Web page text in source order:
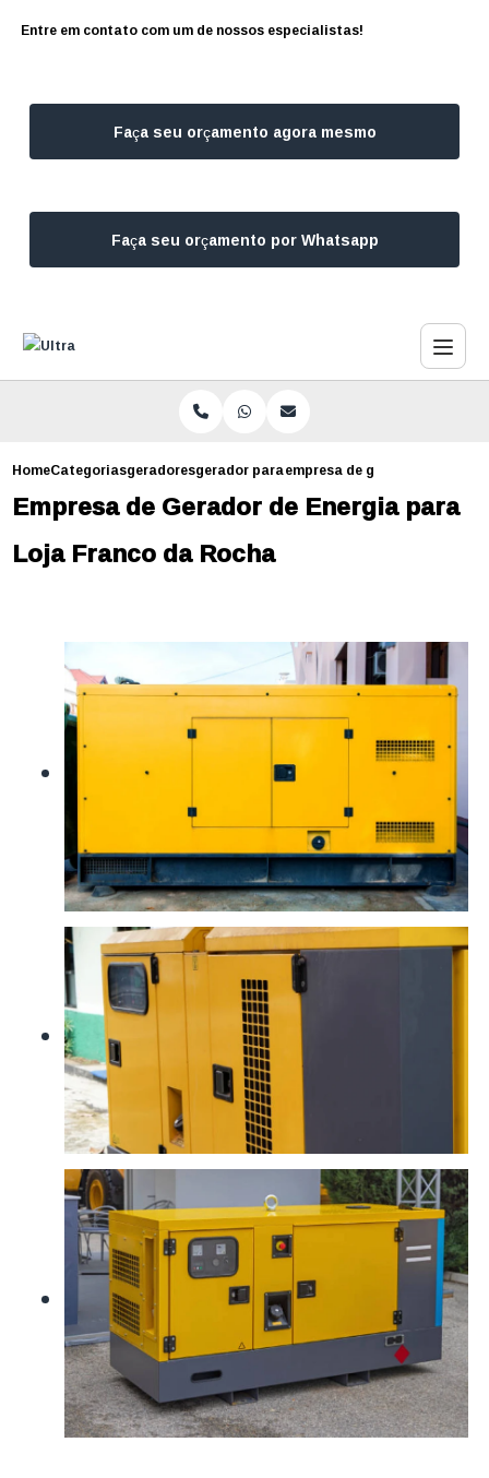
Entre em contato com um de nossos especialistas!
Faça seu orçamento agora mesmo
Faça seu orçamento por Whatsapp
HomeCategoriasgeradoresgerador para falta de luzempresa de gerador de
Empresa de Gerador de Energia para
Loja Franco da Rocha